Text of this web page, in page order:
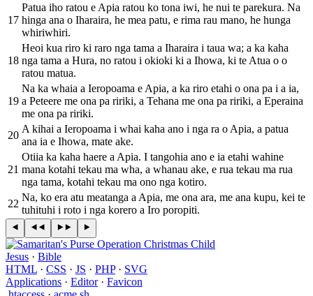
17
Patua iho ratou e Apia ratou ko tona iwi, he nui te parekura. Na
hinga ana o Iharaira, he mea patu, e rima rau mano, he hunga
whiriwhiri.
18
Heoi kua riro ki raro nga tama a Iharaira i taua wa; a ka kaha
nga tama a Hura, no ratou i okioki ki a Ihowa, ki te Atua o o
ratou matua.
19
Na ka whaia a Ieropoama e Apia, a ka riro etahi o ona pa i a ia,
a Peteere me ona pa ririki, a Tehana me ona pa ririki, a Eperaina
me ona pa ririki.
20
A kihai a Ieropoama i whai kaha ano i nga ra o Apia, a patua
ana ia e Ihowa, mate ake.
21
Otiia ka kaha haere a Apia. I tangohia ano e ia etahi wahine
mana kotahi tekau ma wha, a whanau ake, e rua tekau ma rua
nga tama, kotahi tekau ma ono nga kotiro.
22
Na, ko era atu meatanga a Apia, me ona ara, me ana kupu, kei te
tuhituhi i roto i nga korero a Iro poropiti.
Jesus · Bible
HTML · CSS · JS · PHP· SVG
Applications · Editor· Favicon